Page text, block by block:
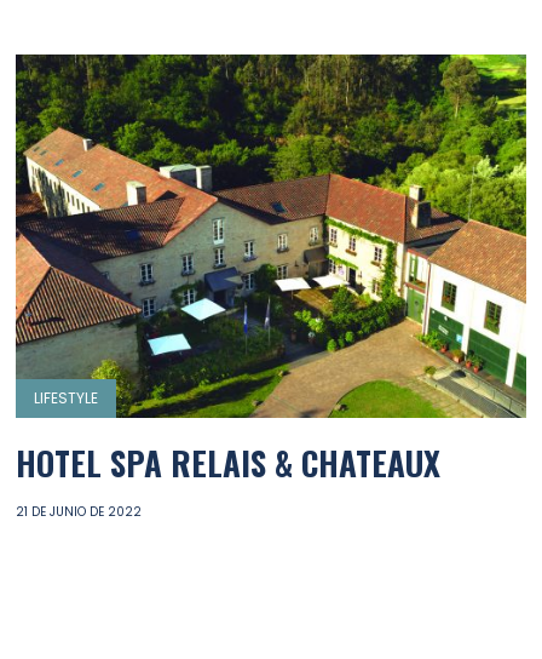
LIFESTYLE
HOTEL SPA RELAIS & CHATEAUX
21 DE JUNIO DE 2022